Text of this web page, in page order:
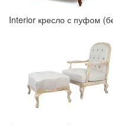
Interior кресло с пуфом